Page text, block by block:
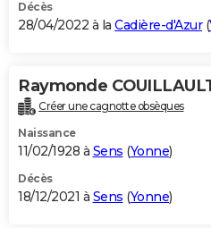
Décès
28/04/2022 à la Cadière-d'Azur(
Raymonde
Créer une cagnotte obsèques
Naissance
11/02/1928 à Sens (Yonne)
Décès
18/12/2021 à Sens (Yonne)